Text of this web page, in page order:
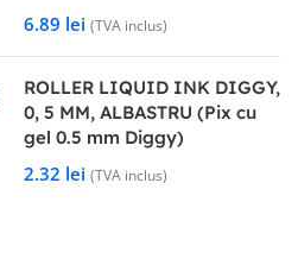
6.89 lei (TVA inclus)
ROLLER LIQUID INK DIGGY,
0, 5 MM, ALBASTRU (Pix cu
gel 0.5 mm Diggy)
2.32 lei (TVA inclus)